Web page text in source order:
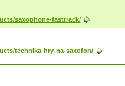
saxophone-fasttrack/
technika-hry-na-saxofon/